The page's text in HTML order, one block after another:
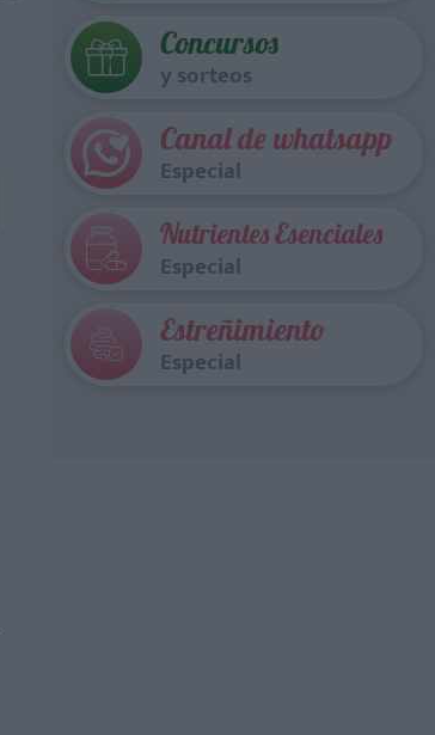
Concursos
y sorteos
Canal de whatsapp
Especial
Nutrientes Esenciales
Especial
Estreñimiento
Especial